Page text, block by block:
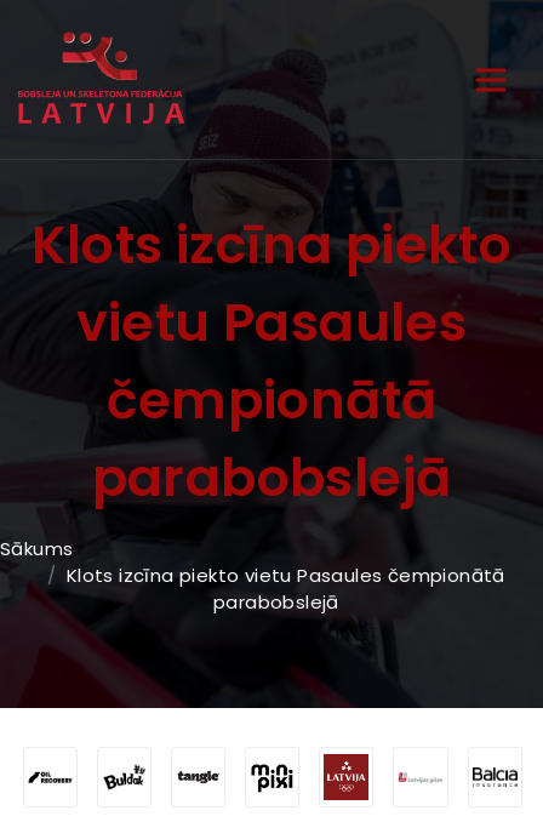
Klots izcīna piekto
vietu Pasaules
čempionātā
parabobslejā
Sākums
Klots izcīna piekto vietu Pasaules čempionātā
parabobslejā